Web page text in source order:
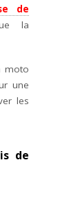
de
la
moto
une
les
de